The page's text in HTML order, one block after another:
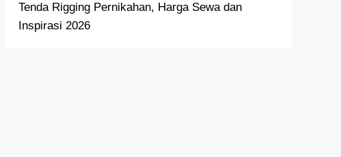
Tenda Rigging Pernikahan, Harga Sewa dan
Inspirasi 2026